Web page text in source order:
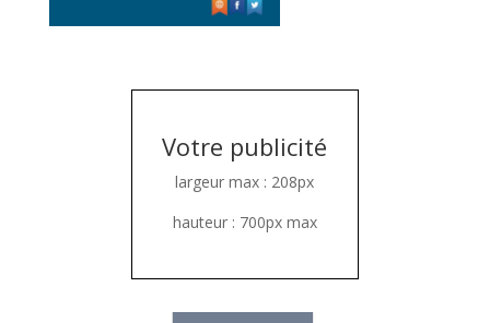
Votre publicité
largeur max : 208px
hauteur : 700px max